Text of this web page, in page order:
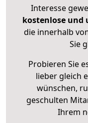
Interesse
kostenlose und
die innerhalb
Sie
Probieren Sie
lieber gleich
wünschen,
geschulten
Ihrem